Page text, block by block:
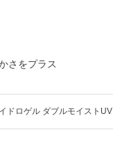
さをプラス
ドロゲル ダブルモイストUV